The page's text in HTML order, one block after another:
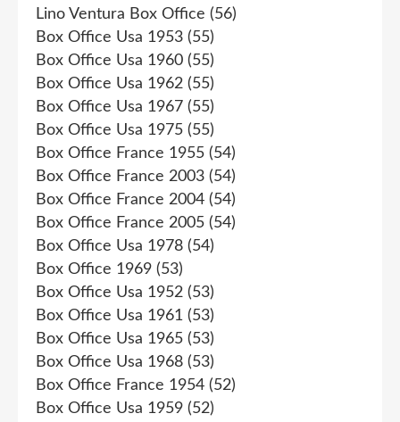
Lino Ventura Box Office (56)
Box Office Usa 1953 (55)
Box Office Usa 1960 (55)
Box Office Usa 1962 (55)
Box Office Usa 1967 (55)
Box Office Usa 1975 (55)
Box Office France 1955 (54)
Box Office France 2003 (54)
Box Office France 2004 (54)
Box Office France 2005 (54)
Box Office Usa 1978 (54)
Box Office 1969 (53)
Box Office Usa 1952 (53)
Box Office Usa 1961 (53)
Box Office Usa 1965 (53)
Box Office Usa 1968 (53)
Box Office France 1954 (52)
Box Office Usa 1959 (52)